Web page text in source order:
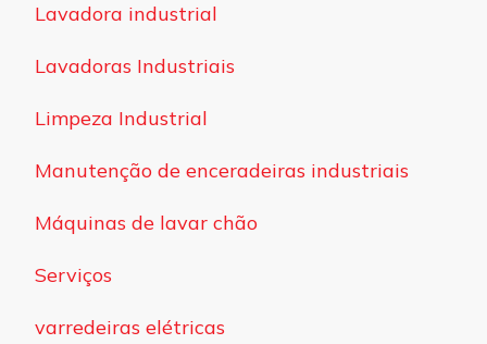
Lavadora industrial
Lavadoras Industriais
Limpeza Industrial
Manutenção de enceradeiras industriais
Máquinas de lavar chão
Serviços
varredeiras elétricas